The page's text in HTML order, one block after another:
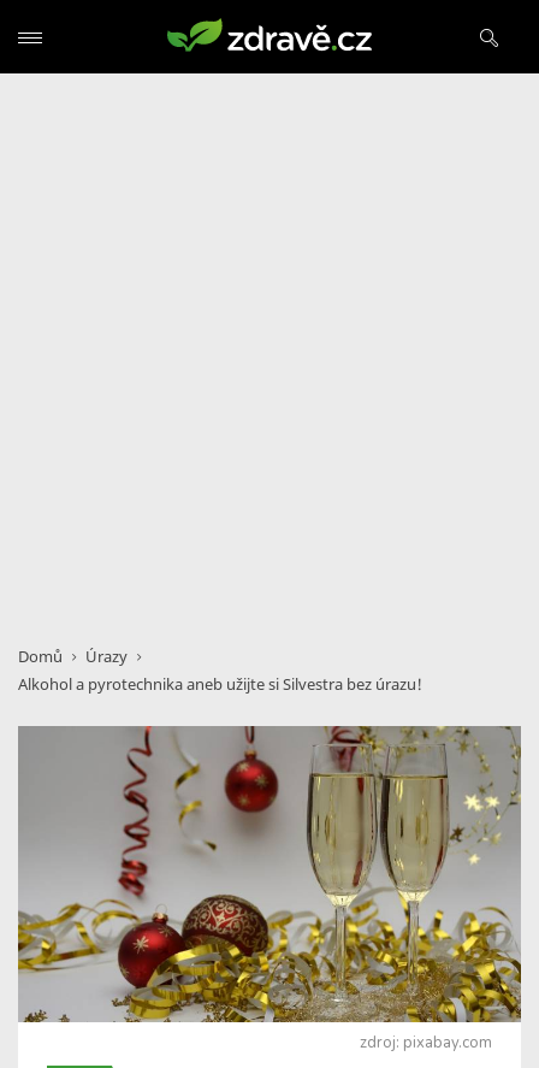
Domů
Úrazy
Alkohol a pyrotechnika aneb užijte si Silvestra bez úrazu!
zdroj: pixabay.com